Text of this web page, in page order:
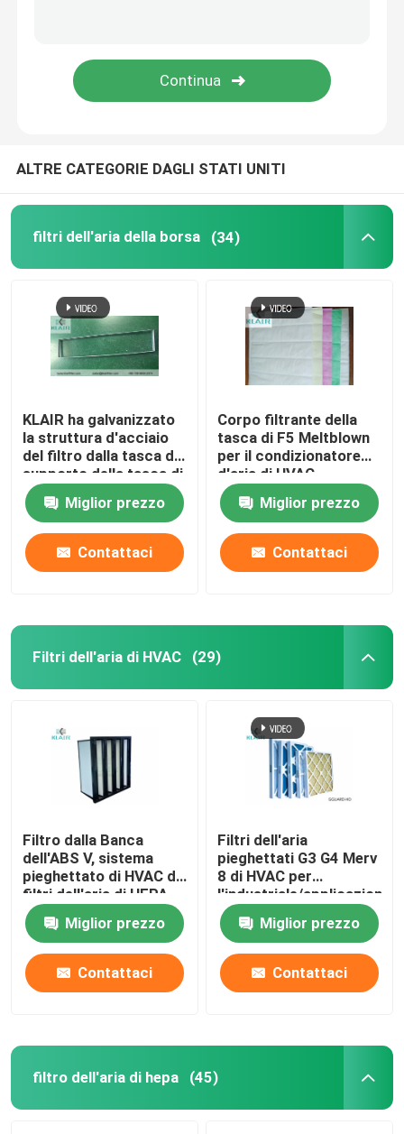
scatola di passaggio
ALTRE CATEGORIE DAGLI STATI UNITI
filtri dell'aria della borsa (34)
KLAIR ha galvanizzato
la struttura d'acciaio
del filtro dalla tasca del
supporto della tasca di
filtro dell'aria della
borsa Miglior prezzo
Contattaci
Corpo filtrante della
tasca di F5 Meltblown
per il condizionatore
d'aria di HVAC
Miglior prezzo
Contattaci
Filtri dell'aria di HVAC (29)
Filtro dalla Banca
dell'ABS V, sistema
pieghettato di HVAC di
filtri dell'aria di HEPA
con la struttura di
plasticaMiglior prezzo
Contattaci
Filtri dell'aria
pieghettati G3 G4 Merv
8 di HVAC per
l'industriale/applicazione
di Commerical
Miglior prezzo
Contattaci
filtro dell'aria di hepa (45)